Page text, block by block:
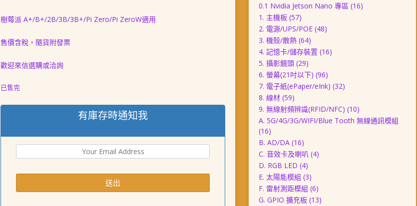
樹莓派 A+/B+/2B/3B/3B+/Pi Zero/Pi ZeroW適用
售價含稅，隨貨附發票
歡迎來信選購或洽詢
已售完
有庫存時通知我
0.1 Nvidia Jetson Nano 專區 (16)
1. 主機板 (57)
2. 電源/UPS/POE (48)
3. 機殼/散熱 (64)
4. 記憶卡/儲存裝置 (16)
5. 攝影鏡頭 (29)
6. 螢幕(21吋以下) (96)
7. 電子紙(ePaper/eInk) (32)
8. 線材 (59)
9. 無線射頻辨識(RFID/NFC) (10)
A. 5G/4G/3G/WIFI/Blue Tooth 無線通訊模組
(16)
B. AD/DA (16)
C. 音效卡及喇叭 (4)
D. RGB LED (4)
E. 太陽能模組 (3)
F. 雷射測距模組 (6)
G. GPIO 擴充板 (13)